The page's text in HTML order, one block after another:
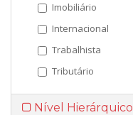
Imobiliário
Internacional
Trabalhista
Tributário
Nível Hierárquico